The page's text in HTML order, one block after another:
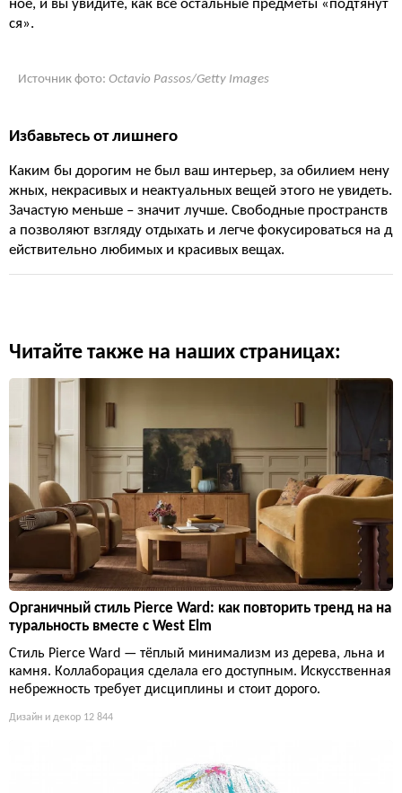
ное, и вы увидите, как все остальные предметы «подтянут
ся».
Источник фото: Octavio Passos/Getty Images
Избавьтесь от лишнего
Каким бы дорогим не был ваш интерьер, за обилием нену
жных, некрасивых и неактуальных вещей этого не увидеть.
Зачастую меньше – значит лучше. Свободные пространств
а позволяют взгляду отдыхать и легче фокусироваться на д
ействительно любимых и красивых вещах.
Читайте также на наших страницах:
Органичный стиль Pierce Ward: как повторить тренд на на
туральность вместе с West Elm
Стиль Pierce Ward — тёплый минимализм из дерева, льна и
камня. Коллаборация сделала его доступным. Искусственная
небрежность требует дисциплины и стоит дорого.
Дизайн и декор 12 844